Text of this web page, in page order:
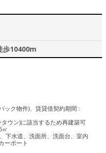
歩10400m
ック物件)、賃貸借契約期間 :
ウン)に該当するため再建築可
下水道、洗面所、洗面台、室内
ーポート